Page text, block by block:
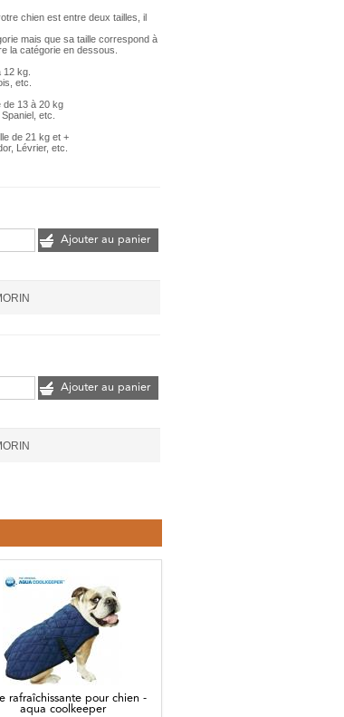
chien est entre deux tailles, il
mais que sa taille correspond à
la catégorie en dessous.
kg.
etc.
de 13 à 20 kg
etc.
de 21 kg et +
Lévrier, etc.
Ajouter au panier
Ajouter au panier
rafraîchissante pour chien -
aqua coolkeeper